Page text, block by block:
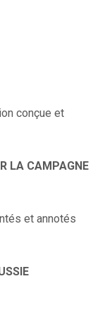
conçue et
LA CAMPAGNE
et annotés